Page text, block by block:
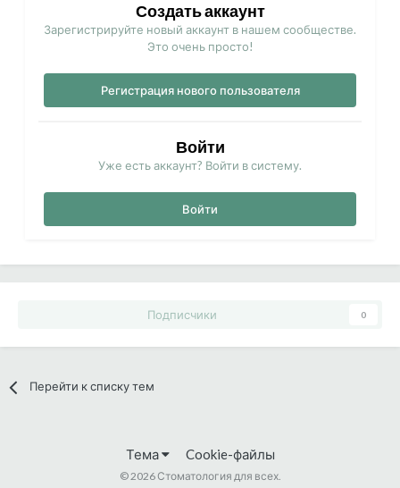
Создать аккаунт
Зарегистрируйте новый аккаунт в нашем сообществе.
Это очень просто!
Регистрация нового пользователя
Войти
Уже есть аккаунт? Войти в систему.
Войти
Подписчики 0
Перейти к списку тем
Тема Cookie-файлы
©2026 Стоматология для всех.